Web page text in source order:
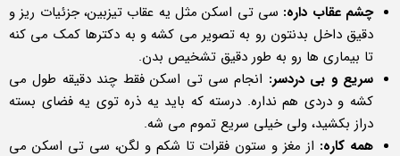
چشم عقاب داره: سی تی اسکن مثل یه عقاب تیزبین، جزئیات ریز و
دقیق داخل بدنتون رو به تصویر می کشه و به دکترها کمک می کنه
تا بیماری ها رو به طور دقیق تشخیص بدن.
سریع و بی دردسر: انجام سی تی اسکن فقط چند دقیقه طول می
کشه و دردی هم نداره. درسته که باید یه ذره توی یه فضای بسته
دراز بکشید، ولی خیلی سریع تموم می شه.
همه کاره: از مغز و ستون فقرات تا شکم و لگن، سی تی اسکن می